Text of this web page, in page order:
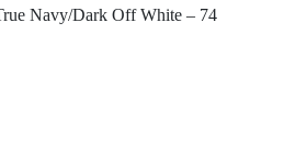
Navy/Dark Off White – 74